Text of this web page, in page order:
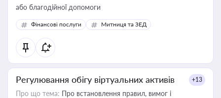
або благодійної допомоги
Фінансові послуги Митниця та ЗЕД
Регулювання обігу віртуальних активів +13
Про що тема: Про встановлення правил, вимог і